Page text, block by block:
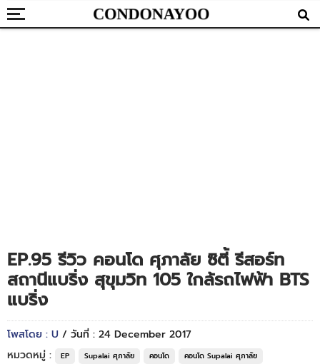
EP.95 รีวิว คอนโด ศุภาลัย ซิตี้ รีสอร์ท
สถานีแบริ่ง สุขุมวิท 105 ใกล้รถไฟฟ้า BTS
แบริ่ง
โพสโดย : U / วันที่ : 24 December 2017
หมวดหมู่ :
EP Supalai ศุภาลัย คอนโด
คอนโด Supalai ศุภาลัย